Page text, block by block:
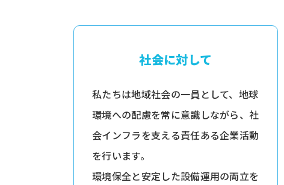
社会に対して
私たちは地域社会の一員として、地球
環境への配慮を常に意識しながら、社
会インフラを支える責任ある企業活動
を行います。
環境保全と安定した設備運用の両立を